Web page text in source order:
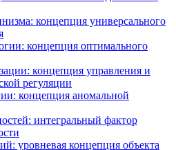
концепция универсального
концепция оптимального
концепция управления и
регуляции
концепция аномальной
интегральный фактор
уровневая концепция объекта